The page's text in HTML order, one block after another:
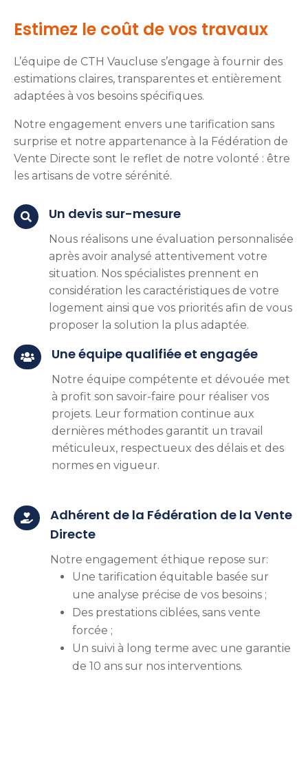
Estimez le coût de vos travaux
L’équipe de CTH Vaucluse s’engage à fournir des
estimations claires, transparentes et entièrement
adaptées à vos besoins spécifiques.
Notre engagement envers une tarification sans
surprise et notre appartenance à la Fédération de
Vente Directe sont le reflet de notre volonté : être
les artisans de votre sérénité.
 Un devis sur-mesure
Nous réalisons une évaluation personnalisée
après avoir analysé attentivement votre
situation. Nos spécialistes prennent en
considération les caractéristiques de votre
logement ainsi que vos priorités afin de vous
proposer la solution la plus adaptée.
 Une équipe qualifiée et engagée
Notre équipe compétente et dévouée met
à profit son savoir-faire pour réaliser vos
projets. Leur formation continue aux
dernières méthodes garantit un travail
méticuleux, respectueux des délais et des
normes en vigueur.

Adhérent de la Fédération de la Vente
Directe
Notre engagement éthique repose sur:
Une tarification équitable basée sur
une analyse précise de vos besoins ;
Des prestations ciblées, sans vente
forcée ;
Un suivi à long terme avec une garantie
de 10 ans sur nos interventions.